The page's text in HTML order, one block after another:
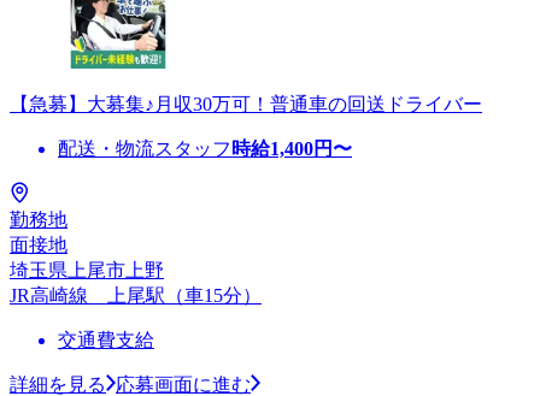
【急募】大募集♪月収30万可！普通車の回送ドライバー
配送・物流スタッフ 時給1,400円〜
勤務地
面接地
埼玉県上尾市上野
JR高崎線 上尾駅（車15分）
交通費支給
詳細を見る
応募画面に進む